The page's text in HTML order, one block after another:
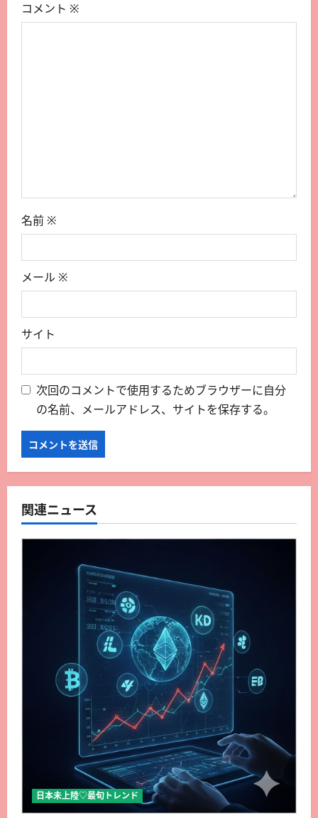
コメント ※
名前 ※
メール ※
サイト
次回のコメントで使用するためブラウザーに自分
の名前、メールアドレス、サイトを保存する。
関連ニュース
日本未上陸♡最旬トレンド